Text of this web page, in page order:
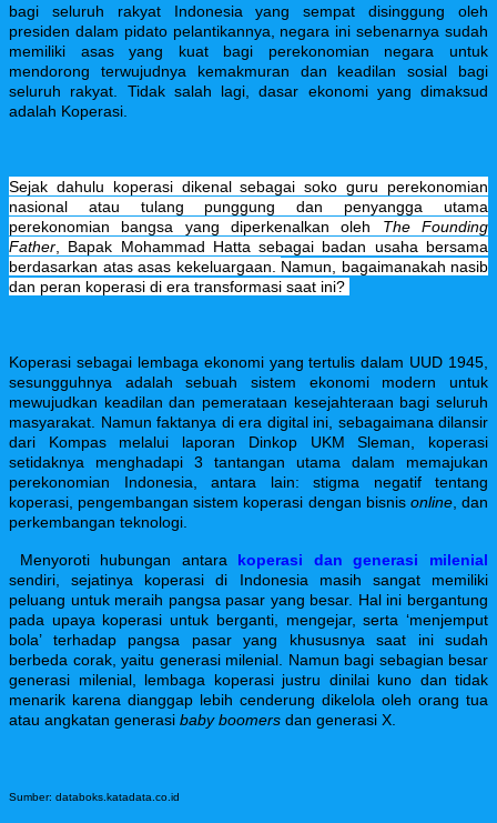
bagi seluruh rakyat Indonesia yang sempat disinggung oleh
presiden dalam pidato pelantikannya, negara ini sebenarnya sudah
memiliki asas yang kuat bagi perekonomian negara untuk
mendorong terwujudnya kemakmuran dan keadilan sosial bagi
seluruh rakyat. Tidak salah lagi, dasar ekonomi yang dimaksud
adalah Koperasi.
Sejak dahulu koperasi dikenal sebagai soko guru perekonomian
nasional atau tulang punggung dan penyangga utama
perekonomian bangsa yang diperkenalkan oleh The Founding
Father, Bapak Mohammad Hatta sebagai badan usaha bersama
berdasarkan atas asas kekeluargaan. Namun, bagaimanakah nasib
dan peran koperasi di era transformasi saat ini?
Koperasi sebagai lembaga ekonomi yang tertulis dalam UUD 1945,
sesungguhnya adalah sebuah sistem ekonomi modern untuk
mewujudkan keadilan dan pemerataan kesejahteraan bagi seluruh
masyarakat. Namun faktanya di era digital ini, sebagaimana dilansir
dari Kompas melalui laporan Dinkop UKM Sleman, koperasi
setidaknya menghadapi 3 tantangan utama dalam memajukan
perekonomian Indonesia, antara lain: stigma negatif tentang
koperasi, pengembangan sistem koperasi dengan bisnis online, dan
perkembangan teknologi.
Menyoroti hubungan antara koperasi dan generasi milenial
sendiri, sejatinya koperasi di Indonesia masih sangat memiliki
peluang untuk meraih pangsa pasar yang besar. Hal ini bergantung
pada upaya koperasi untuk berganti, mengejar, serta ‘menjemput
bola’ terhadap pangsa pasar yang khususnya saat ini sudah
berbeda corak, yaitu generasi milenial. Namun bagi sebagian besar
generasi milenial, lembaga koperasi justru dinilai kuno dan tidak
menarik karena dianggap lebih cenderung dikelola oleh orang tua
atau angkatan generasi baby boomers dan generasi X.
Sumber: databoks.katadata.co.id